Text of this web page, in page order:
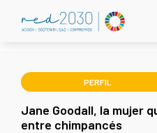
PERFIL
Jane Goodall, la mujer
entre chimpancés